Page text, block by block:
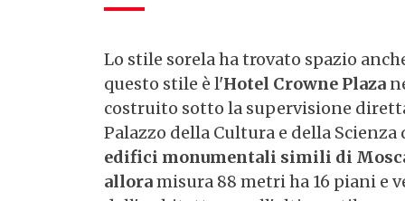
Lo stile sorela ha trovato spazio
questo stile è l'Hotel Crowne Plaza
costruito sotto la supervisione
Palazzo della Cultura e della Scienza
edifici monumentali simili di
alloramisura 88 metri ha 16 piani e